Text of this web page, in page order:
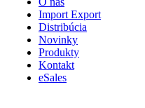
Import Export
Distribúcia
Novinky
Produkty
Kontakt
eSales